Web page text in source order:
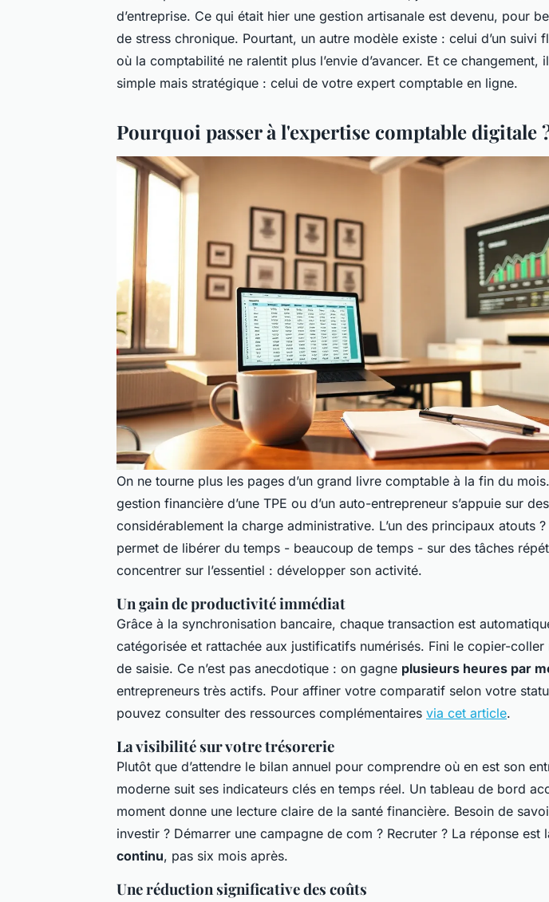
d’entreprise. Ce qui était hier une gestion artisanale est devenu, pour
de stress chronique. Pourtant, un autre modèle existe : celui d’un suivi
où la comptabilité ne ralentit plus l’envie d’avancer. Et ce changement,
simple mais stratégique : celui de votre expert comptable en ligne.
Pourquoi passer à l'expertise comptable digitale
On ne tourne plus les pages d’un grand livre comptable à la fin du
gestion financière d’une TPE ou d’un auto-entrepreneur s’appuie sur
considérablement la charge administrative. L’un des principaux atouts ?
permet de libérer du temps - beaucoup de temps - sur des tâches
concentrer sur l’essentiel : développer son activité.
Un gain de productivité immédiat
Grâce à la synchronisation bancaire, chaque transaction est
catégorisée et rattachée aux justificatifs numérisés. Fini le copier-coller
de saisie. Ce n’est pas anecdotique : on gagne plusieurs heures par
entrepreneurs très actifs. Pour affiner votre comparatif selon votre
pouvez consulter des ressources complémentaires via cet article.
La visibilité sur votre trésorerie
Plutôt que d’attendre le bilan annuel pour comprendre où en est son
moderne suit ses indicateurs clés en temps réel. Un tableau de bord
moment donne une lecture claire de la santé financière. Besoin de
investir ? Démarrer une campagne de com ? Recruter ? La réponse est
continu, pas six mois après.
Une réduction significative des coûts